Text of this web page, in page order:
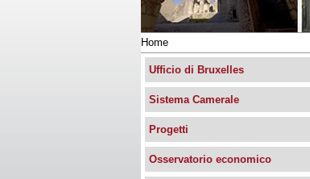
r
n
c
p
a
e
Tu
sei
qui
Home
Ufficio di Bruxelles
Sistema Camerale
Progetti
Osservatorio economico